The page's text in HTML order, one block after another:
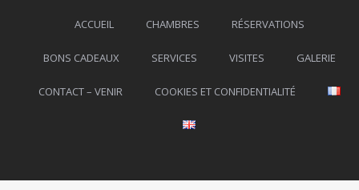
ACCUEIL CHAMBRES RÉSERVATIONS
BONS CADEAUX SERVICES VISITES GALERIE
CONTACT – VENIR COOKIES ET CONFIDENTIALITÉ